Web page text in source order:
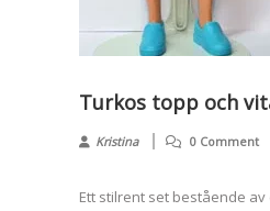
Turkos topp och
Kristina 0 Comment
Ett stilrent set bestående